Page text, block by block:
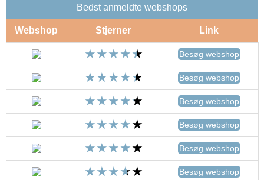
Bedst anmeldte webshops
Webshop Stjerner Link
Besøg webshop
Besøg webshop
Besøg webshop
Besøg webshop
Besøg webshop
Besøg webshop